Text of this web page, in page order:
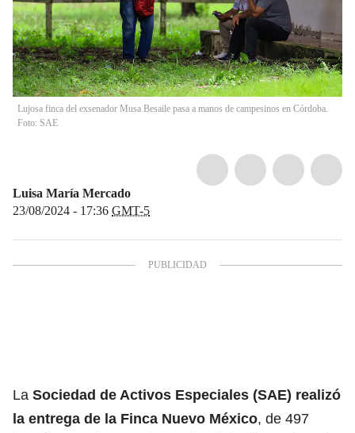
Lujosa finca del exsenador Musa Besaile pasa a manos de campesinos en Córdoba.
Foto: SAE
Luisa María Mercado
23/08/2024 - 17:36 GMT-5
La Sociedad de Activos Especiales (SAE) realizó
la entrega de la Finca Nuevo México, de 497